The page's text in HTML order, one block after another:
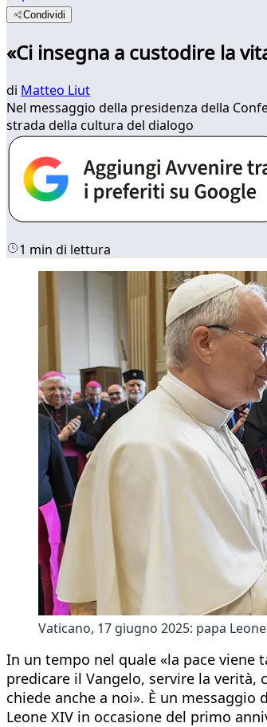
Condividi
«Ci insegna a custodire la
di Matteo Liut
Nel messaggio della presidenza della
strada della cultura del dialogo
1 min di lettura
Vaticano, 17 giugno 2025: papa
In un tempo nel quale «la pace viene
predicare il Vangelo, servire la
chiede anche a noi». È un
Leone XIV in occasione del primo